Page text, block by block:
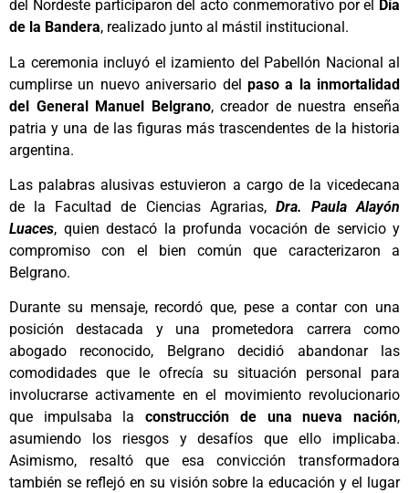
del Nordeste participaron del acto conmemorativo por el
Día
de la Bandera, realizado junto al mástil institucional.
La ceremonia incluyó el izamiento del Pabellón Nacional al
cumplirse un nuevo aniversario del paso a la inmortalidad
del General Manuel Belgrano, creador de nuestra enseña
patria y una de las figuras más trascendentes de la historia
argentina.
Las palabras alusivas estuvieron a cargo de la vicedecana
de la Facultad de Ciencias Agrarias, Dra. Paula Alayón
Luaces, quien destacó la profunda vocación de servicio y
compromiso con el bien común que caracterizaron a
Belgrano.
Durante su mensaje, recordó que, pese a contar con una
posición destacada y una prometedora carrera como
abogado reconocido, Belgrano decidió abandonar las
comodidades que le ofrecía su situación personal para
involucrarse activamente en el movimiento revolucionario
que impulsaba la construcción de una nueva nación,
asumiendo los riesgos y desafíos que ello implicaba.
Asimismo, resaltó que esa convicción transformadora
también se reflejó en su visión sobre la educación y el lugar